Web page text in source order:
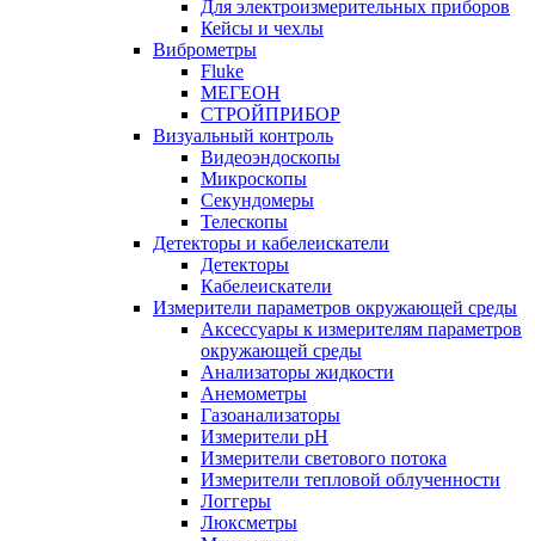
Для электроизмерительных приборов
Кейсы и чехлы
Виброметры
Fluke
МЕГЕОН
СТРОЙПРИБОР
Визуальный контроль
Видеоэндоскопы
Микроскопы
Секундомеры
Телескопы
Детекторы и кабелеискатели
Детекторы
Кабелеискатели
Измерители параметров окружающей среды
Аксессуары к измерителям параметров
окружающей среды
Анализаторы жидкости
Анемометры
Газоанализаторы
Измерители pH
Измерители светового потока
Измерители тепловой облученности
Логгеры
Люксметры